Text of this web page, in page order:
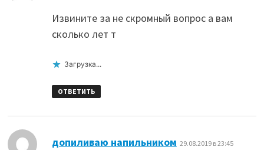
Извините за не скромный вопрос а вам
сколько лет т
Загрузка...
ОТВЕТИТЬ
допиливаю напильником 29.08.2019 в 23:45